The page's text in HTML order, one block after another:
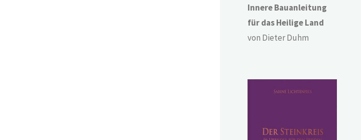
Innere Bauanleitung
für das Heilige Land
von Dieter Duhm